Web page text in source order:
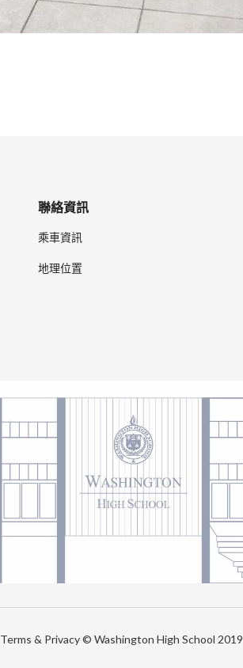
聯絡資訊
乘車資訊
地理位置
Terms & Privacy © Washington High School 2019